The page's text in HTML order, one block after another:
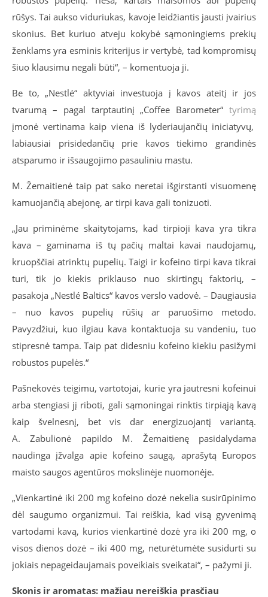
rūšys. Tai aukso viduriukas, kavoje leidžiantis jausti įvairius
skonius. Bet kuriuo atveju kokybė sąmoningiems prekių
ženklams yra esminis kriterijus ir vertybė, tad kompromisų
šiuo klausimu negali būti“, – komentuoja ji.
Be to, „Nestlé“ aktyviai investuoja į kavos ateitį ir jos
tvarumą – pagal tarptautinį „Coffee Barometer“ tyrimą
įmonė vertinama kaip viena iš lyderiaujančių iniciatyvų,
labiausiai prisidedančių prie kavos tiekimo grandinės
atsparumo ir išsaugojimo pasauliniu mastu.
M. Žemaitienė taip pat sako neretai išgirstanti visuomenę
kamuojančią abejonę, ar tirpi kava gali tonizuoti.
„Jau priminėme skaitytojams, kad tirpioji kava yra tikra
kava – gaminama iš tų pačių maltai kavai naudojamų,
kruopščiai atrinktų pupelių. Taigi ir kofeino tirpi kava tikrai
turi, tik jo kiekis priklauso nuo skirtingų faktorių, –
pasakoja „Nestlé Baltics“ kavos verslo vadovė. – Daugiausia
– nuo kavos pupelių rūšių ar paruošimo metodo.
Pavyzdžiui, kuo ilgiau kava kontaktuoja su vandeniu, tuo
stipresnė tampa. Taip pat didesniu kofeino kiekiu pasižymi
robustos pupelės.“
Pašnekovės teigimu, vartotojai, kurie yra jautresni kofeinui
arba stengiasi jį riboti, gali sąmoningai rinktis tirpiąją kavą
kaip švelnesnį, bet vis dar energizuojantį variantą.
A. Zabulionė papildo M. Žemaitienę pasidalydama
naudinga įžvalga apie kofeino saugą, aprašytą Europos
maisto saugos agentūros mokslinėje nuomonėje.
„Vienkartinė iki 200 mg kofeino dozė nekelia susirūpinimo
dėl saugumo organizmui. Tai reiškia, kad visą gyvenimą
vartodami kavą, kurios vienkartinė dozė yra iki 200 mg, o
visos dienos dozė – iki 400 mg, neturėtumėte susidurti su
jokiais nepageidaujamais poveikiais sveikatai“, – pažymi ji.
Skonis ir aromatas: mažiau nereiškia prasčiau